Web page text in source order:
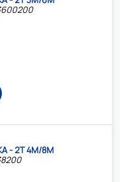
- 2T 4M/8M